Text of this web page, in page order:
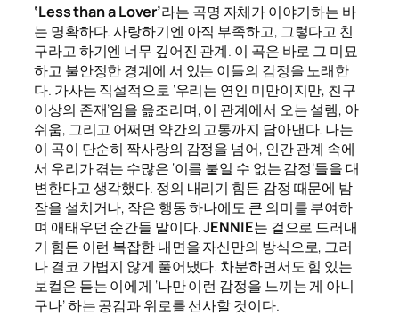
‘Less than a Lover’라는 곡명 자체가 이야기하는 바
는 명확하다. 사랑하기엔 아직 부족하고, 그렇다고 친
구라고 하기엔 너무 깊어진 관계. 이 곡은 바로 그 미묘
하고 불안정한 경계에 서 있는 이들의 감정을 노래한
다. 가사는 직설적으로 ‘우리는 연인 미만이지만, 친구
이상의 존재’임을 읊조리며, 이 관계에서 오는 설렘, 아
쉬움, 그리고 어쩌면 약간의 고통까지 담아낸다. 나는
이 곡이 단순히 짝사랑의 감정을 넘어, 인간 관계 속에
서 우리가 겪는 수많은 ‘이름 붙일 수 없는 감정’들을 대
변한다고 생각했다. 정의 내리기 힘든 감정 때문에 밤
잠을 설치거나, 작은 행동 하나에도 큰 의미를 부여하
며 애태우던 순간들 말이다.JENNIE는 겉으로 드러내
기 힘든 이런 복잡한 내면을 자신만의 방식으로, 그러
나 결코 가볍지 않게 풀어냈다. 차분하면서도 힘 있는
보컬은 듣는 이에게 ‘나만 이런 감정을 느끼는 게 아니
구나’ 하는 공감과 위로를 선사할 것이다.